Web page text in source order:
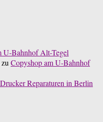
U-Bahnhof Alt-Tegel
zu Copyshop am U-Bahnhof
Reparaturen in Berlin